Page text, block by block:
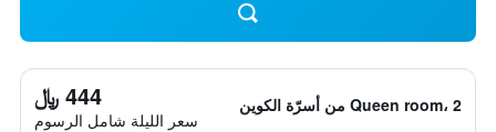
Queen room، 2 من أسرّة الكوين 444 ﷼
سعر الليلة شامل الرسوم